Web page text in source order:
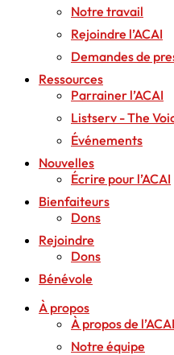
Notre travail
Rejoindre l’ACAI
Demandes de
Ressources
Parrainer l’ACAI
Listserv - The
Événements
Nouvelles
Écrire pour l’ACAI
Bienfaiteurs
Dons
Rejoindre
Dons
Bénévole
À propos
À propos de l’ACAI
Notre équipe